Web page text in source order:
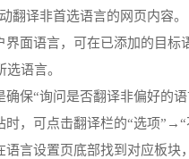
翻译非首选语言的网页内容。
面语言，可在已添加的目
语言。
确保“询问是否翻译非偏好的
，可点击翻译栏的“选项”→“
语言设置页底部找到对应板